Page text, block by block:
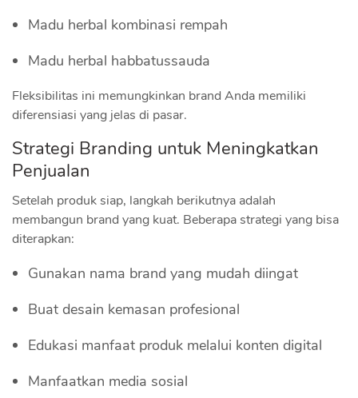
Madu herbal kombinasi rempah
Madu herbal habbatussauda
Fleksibilitas ini memungkinkan brand Anda memiliki
diferensiasi yang jelas di pasar.
Strategi Branding untuk Meningkatkan
Penjualan
Setelah produk siap, langkah berikutnya adalah
membangun brand yang kuat. Beberapa strategi yang bisa
diterapkan:
Gunakan nama brand yang mudah diingat
Buat desain kemasan profesional
Edukasi manfaat produk melalui konten digital
Manfaatkan media sosial